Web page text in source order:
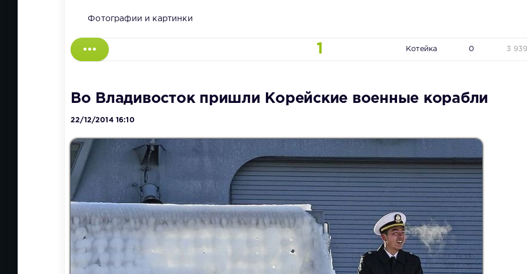
Фотографии и картинки
1 Котейка 0 3
Во Владивосток пришли Корейские военные корабли
22/12/2014 16:10